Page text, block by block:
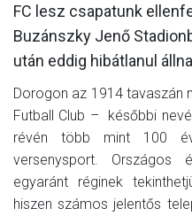
FC lesz csapatunk
Buzánszky Jenő
után eddig hibátlanul
Dorogon az 1914 tavaszán
Futball Club – későbbi
révén több mint 100
versenysport. Országos
egyaránt réginek
hiszen számos jelentős